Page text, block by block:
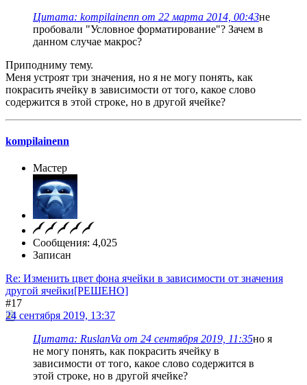
Цитата: kompilainenn от 22 марта 2014, 00:43не
пробовали "Условное форматирование"? Зачем в
данном случае макрос?
Приподниму тему.
Меня устроят три значения, но я не могу понять, как
покрасить ячейку в зависимости от того, какое слово
содержится в этой строке, но в другой ячейке?
kompilainenn
Мастер
Сообщения: 4,025
Записан
Re: Изменить цвет фона ячейки в зависимости от значения
другой ячейки[РЕШЕНО]
#17
24 сентября 2019, 13:37
Цитата: RuslanVa от 24 сентября 2019, 11:35но я
не могу понять, как покрасить ячейку в
зависимости от того, какое слово содержится в
этой строке, но в другой ячейке?